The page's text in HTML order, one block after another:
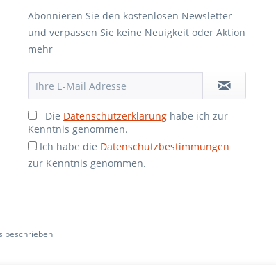
Abonnieren Sie den kostenlosen Newsletter
und verpassen Sie keine Neuigkeit oder Aktion
mehr
Die Datenschutzerklärung habe ich zur
Kenntnis genommen.
Ich habe die Datenschutzbestimmungen
zur Kenntnis genommen.
beschrieben